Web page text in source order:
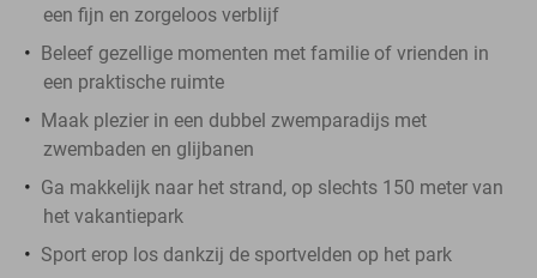
een fijn en zorgeloos verblijf
Beleef gezellige momenten met familie of vrienden in
een praktische ruimte
Maak plezier in een dubbel zwemparadijs met
zwembaden en glijbanen
Ga makkelijk naar het strand, op slechts 150 meter van
het vakantiepark
Sport erop los dankzij de sportvelden op het park